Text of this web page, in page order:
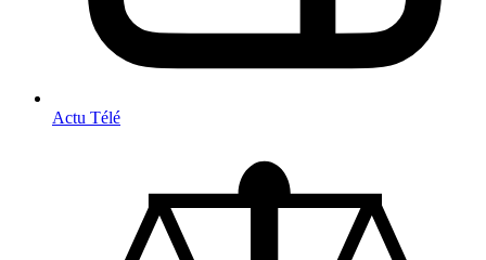
Actu Télé